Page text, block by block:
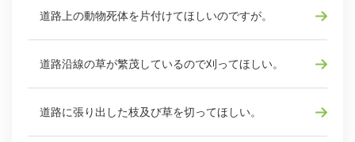
道路上の動物死体を片付けてほしいのですが。
道路沿線の草が繁茂しているので刈ってほしい。
道路に張り出した枝及び草を切ってほしい。